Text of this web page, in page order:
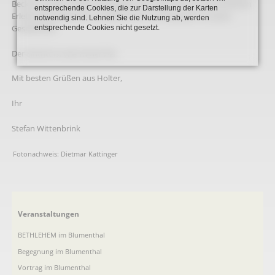
Beckum zurück. Die Erinnerungen sind nicht nur von persönlichen
Erlebnissen bestimmt, sondern auch vom Wandel in unserer
Gesellschaft.
Der Eintritt ist wie immer frei.
Mit besten Grüßen aus Holter,
Ihr
Stefan Wittenbrink
Fotonachweis: Dietmar Kattinger
Navigation
Veranstaltungen
BETHLEHEM im Blumenthal
Begegnung im Blumenthal
Vortrag im Blumenthal
entsprechende Cookies, die zur Darstellung der Karten
notwendig sind. Lehnen Sie die Nutzung ab, werden
entsprechende Cookies nicht gesetzt.